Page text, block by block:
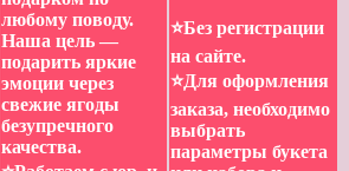
любому поводу.
Наша цель —
подарить яркие
эмоции через
свежие ягоды
безупречного
качества.
⭐️Без регистрации
на сайте.
⭐️Для оформления
заказа, необходимо
выбрать
параметры букета